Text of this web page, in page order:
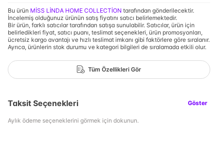
Bu ürün MİSS LİNDA HOME COLLECTİON tarafından gönderilecektir.
İncelemiş olduğunuz ürünün satış fiyatını satıcı belirlemektedir.
Bir ürün, farklı satıcılar tarafından satışa sunulabilir. Satıcılar, ürün için
belirledikleri fiyat, satıcı puanı, teslimat seçenekleri, ürün promosyonları,
ücretsiz kargo avantajı ve hızlı teslimat imkanı gibi faktörlere göre sıralanır.
Ayrıca, ürünlerin stok durumu ve kategori bilgileri de sıralamada etkili olur.
Tüm Özellikleri Gör
Taksit Seçenekleri Göster
Aylık ödeme seçeneklerini görmek için dokunun.